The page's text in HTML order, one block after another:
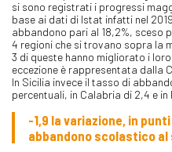
si sono registrati i progressi
base ai dati di Istat infatti nel
abbandono pari al 18,2%, sceso
4 regioni che si trovano sopra la
3 di queste hanno migliorato i loro
eccezione è rappresentata dalla
In Sicilia invece il tasso di
percentuali, in Calabria di 2,4 e in
-1,9 la variazione, in
abbandono scolastico al